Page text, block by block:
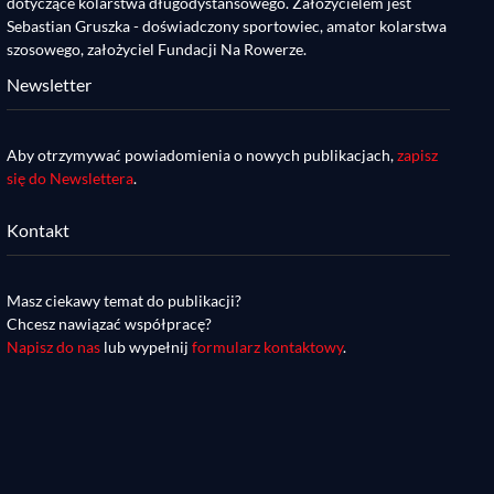
Sebastian Gruszka - doświadczony sportowiec, amator kolarstwa
szosowego, założyciel Fundacji Na Rowerze.
Newsletter
Aby otrzymywać powiadomienia o nowych publikacjach,zapisz
się do Newslettera.
Kontakt
Masz ciekawy temat do publikacji?
Chcesz nawiązać współpracę?
Napisz do nas lub wypełnijformularz kontaktowy.